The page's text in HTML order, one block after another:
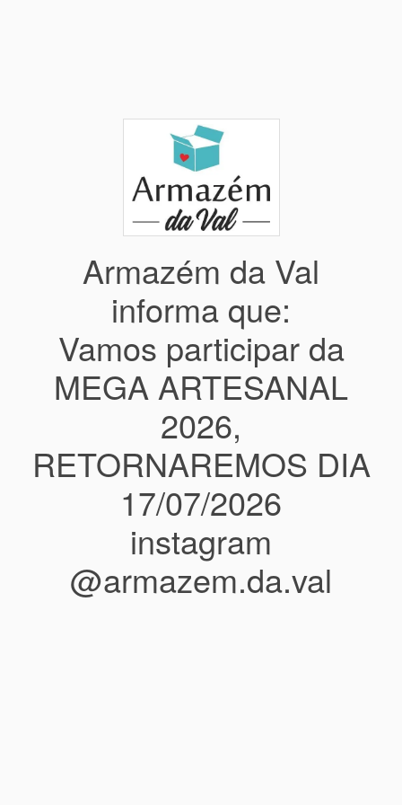
Armazém da Val
informa que:
Vamos participar da
MEGA ARTESANAL
2026,
RETORNAREMOS DIA
17/07/2026
instagram
@armazem.da.val